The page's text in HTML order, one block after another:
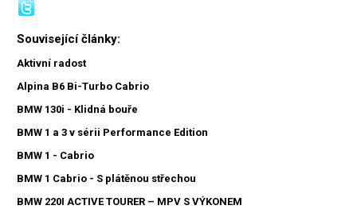
Související články:
Aktivní radost
Alpina B6 Bi-Turbo Cabrio
BMW 130i - Klidná bouře
BMW 1 a 3 v sérii Performance Edition
BMW 1 - Cabrio
BMW 1 Cabrio - S plátěnou střechou
BMW 220I ACTIVE TOURER – MPV S VÝKONEM